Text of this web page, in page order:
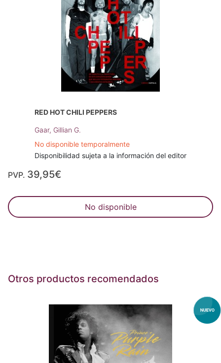
RED HOT CHILI PEPPERS
Gaar, Gillian G.
No disponible temporalmente
Disponibilidad sujeta a la información del editor
PVP. 39,95€
No disponible
Otros productos recomendados